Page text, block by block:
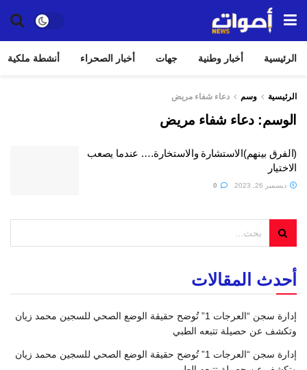
الرئيسية أخبار وطنية جهات أخبار الصحراء أنشطة ملكية
الرئيسية وسم دعاء شفاء مريض
الوسم:دعاء شفاء مريض
(الفرق بينهم)الاستشارة والاستخارة…. عندما يصعب
الاختيار
ديسمبر 26, 2023
أحدث المقالات
إدارة سجن “العرجات 1” تُوضح حقيقة الوضع الصحي للسجين محمد زيان
وتكشف عن حصيلة تتبعه الطبي
إدارة سجن “العرجات 1” تُوضح حقيقة الوضع الصحي للسجين محمد زيان